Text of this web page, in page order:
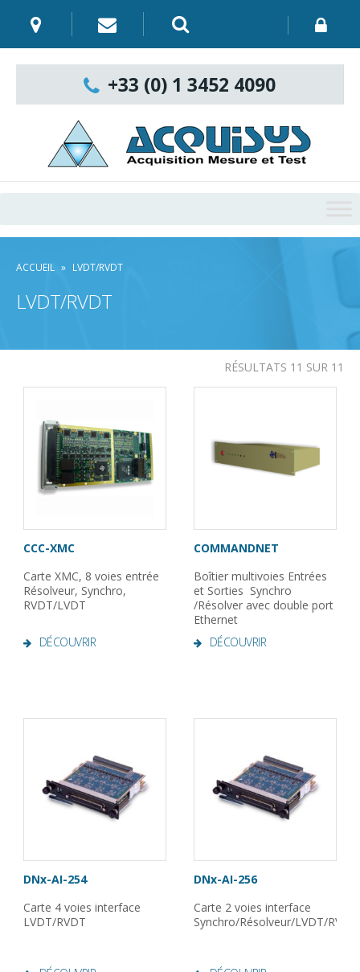
+33 (0) 1 3452 4090
ACCUEIL » LVDT/RVDT
LVDT/RVDT
RÉSULTATS 11 SUR 11
CCC-XMC
Carte XMC, 8 voies entrée
Résolveur, Synchro,
RVDT/LVDT
DÉCOUVRIR
COMMANDNET
Boîtier multivoies Entrées
et Sorties Synchro
/Résolver avec double port
Ethernet
DÉCOUVRIR
DNx-AI-254
Carte 4 voies interface
LVDT/RVDT
DNx-AI-256
Carte 2 voies interface
Synchro/Résolveur/LVDT/RVDT